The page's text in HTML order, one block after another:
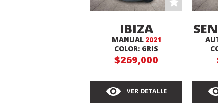
IBIZA
XCELLENCE
MANUAL 2021
COLOR: GRIS
$269,000